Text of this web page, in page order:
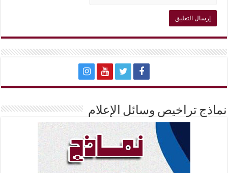
نماذج تراخيص وسائل الإعلام